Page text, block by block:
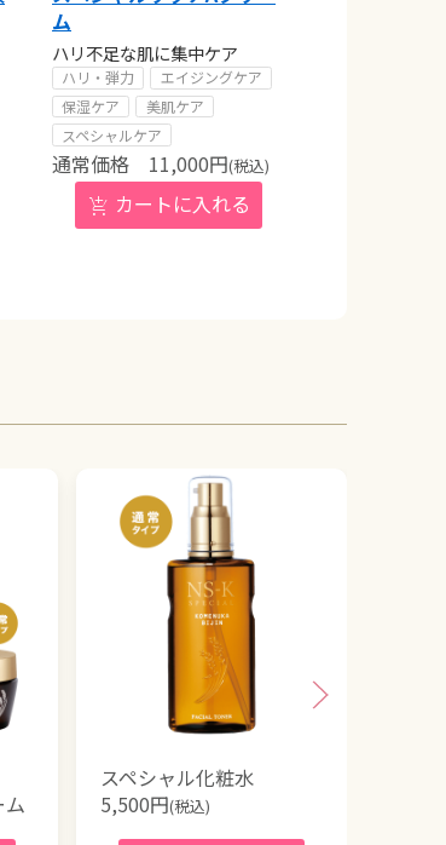
ム
ハリ不足な肌に集中ケア
ハリ・弾力
エイジングケア
保湿ケア
美肌ケア
スペシャルケア
11,000円(税込)
スペシャル化粧水
5,500円(税込)